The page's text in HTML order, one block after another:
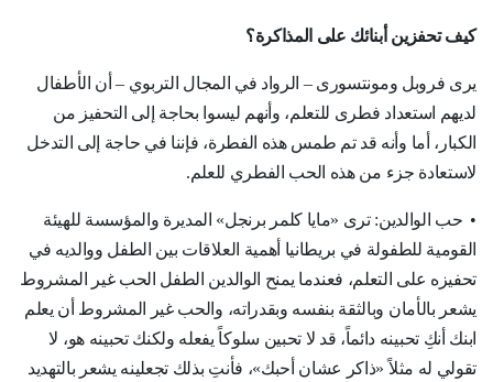
كيف تحفزين أبنائك على المذاكرة؟
يرى فروبل ومونتسورى – الرواد في المجال التربوي – أن الأطفال
لديهم استعداد فطرى للتعلم، وأنهم ليسوا بحاجة إلى التحفيز من
الكبار، أما وأنه قد تم طمس هذه الفطرة، فإننا في حاجة إلى التدخل
لاستعادة جزء من هذه الحب الفطري للعلم.
• حب الوالدين: ترى «مايا كلمر برنجل» المديرة والمؤسسة للهيئة
القومية للطفولة في بريطانيا أهمية العلاقات بين الطفل ووالديه في
تحفيزه على التعلم، فعندما يمنح الوالدين الطفل الحب غير المشروط
يشعر بالأمان وبالثقة بنفسه وبقدراته، والحب غير المشروط أن يعلم
ابنك أنكِ تحبينه دائماً، قد لا تحبين سلوكاً يفعله ولكنك تحبينه هو، لا
تقولي له مثلاً «ذاكر عشان أحبك»، فأنتِ بذلك تجعلينه يشعر بالتهديد